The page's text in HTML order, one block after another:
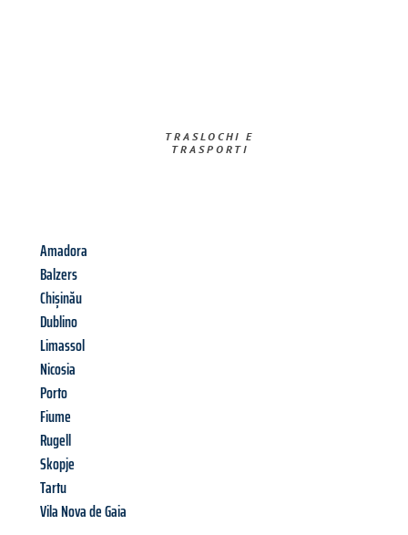
TRASLOCHI E
TRASPORTI​
Amadora
Balzers
Chișinău
Dublino
Limassol
Nicosia
Porto
Fiume
Rugell
Skopje
Tartu
Vila Nova de Gaia